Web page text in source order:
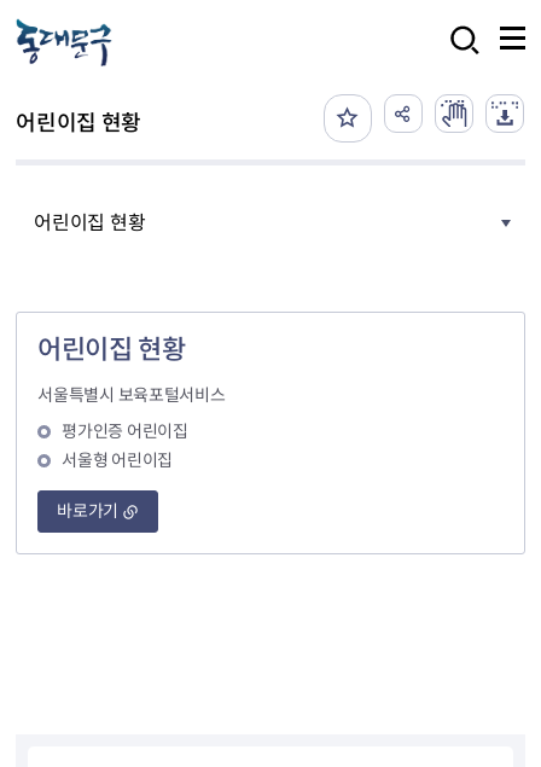
어린이집 현황
어린이집 현황
어린이집 현황
서울특별시 보육포털서비스
평가인증 어린이집
서울형 어린이집
바로가기